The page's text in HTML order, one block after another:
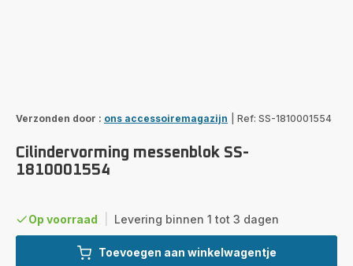
Verzonden door : ons accessoiremagazijn Ref: SS-1810001554
Cilindervorming messenblok SS-
1810001554
Op voorraad Levering binnen 1 tot 3 dagen
Toevoegen aan winkelwagentje